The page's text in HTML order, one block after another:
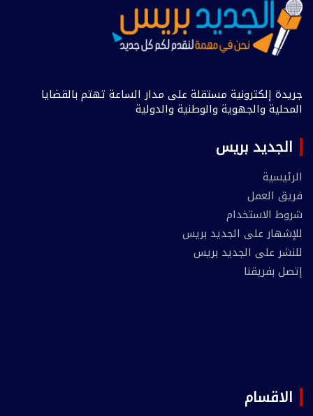
جريدة إلكترونية مستقلة على مدار الساعة تهتم بالقضايا
المحلية والجهوية والوطنية والدولية
الجديد بريس
الرئيسية
فريق العمل
شروط الاستخدام
للإشهار على الجديد بريس
للنشر على الجديد بريس
إتصل بفريقنا
الاقسام